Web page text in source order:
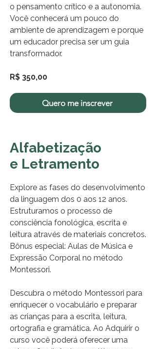
o pensamento crítico e a autonomia.
Você conhecerá um pouco do
ambiente de aprendizagem e porque
um educador precisa ser um guia
transformador.
R$ 350,00
Quero me inscrever
Alfabetização
e Letramento
Explore as fases do desenvolvimento
da linguagem dos 0 aos 12 anos.
Estruturamos o processo de
consciência fonológica, escrita e
leitura através de materiais concretos.
Bônus especial: Aulas de Música e
Expressão Corporal no método
Montessori.
Descubra o método Montessori para
enriquecer o vocabulário e preparar
as crianças para a escrita, leitura,
ortografia e gramática. Ao Adquirir o
curso você poderá oferecer uma